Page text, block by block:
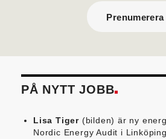
Prenumerera
PÅ NYTT JOBB
Lisa Tiger (bilden) är ny
Nordic Energy Audit i